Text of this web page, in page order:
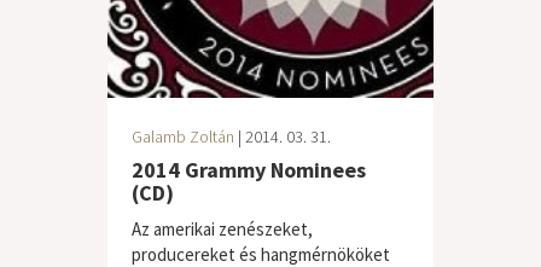
Galamb Zoltán | 2014. 03. 31.
2014 Grammy Nominees
(CD)
Az amerikai zenészeket,
producereket és hangmérnököket